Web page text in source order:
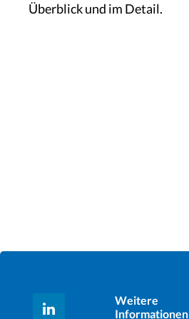
Überblick und im Detail.
Weitere
Informationen